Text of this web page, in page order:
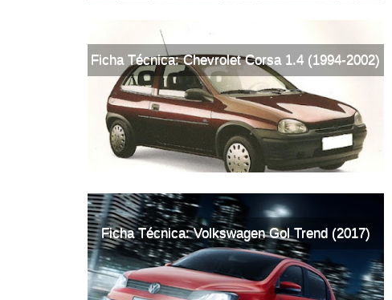
Ficha Técnica: Chevrolet Corsa 1.4 (1994-2002)
Ficha Técnica: Volkswagen Gol Trend (2017)